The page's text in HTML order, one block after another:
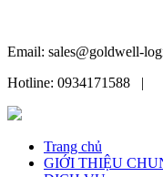
Email: sales@goldwell-
Hotline: 0934171588 |
Trang chủ
GIỚI THIỆU